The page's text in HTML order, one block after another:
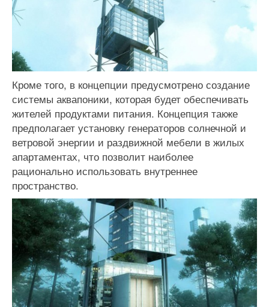
Кроме того, в концепции предусмотрено создание
системы аквапоники, которая будет обеспечивать
жителей продуктами питания. Концепция также
предполагает установку генераторов солнечной и
ветровой энергии и раздвижной мебели в жилых
апартаментах, что позволит наиболее
рационально использовать внутреннее
пространство.